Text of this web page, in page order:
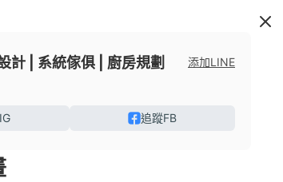
計 | 系統傢俱 | 廚房規劃
添加LINE
追蹤FB